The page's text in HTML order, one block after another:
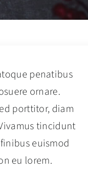
penatibus
ornare.
porttitor, diam
tincidunt
euismod
eu lorem.